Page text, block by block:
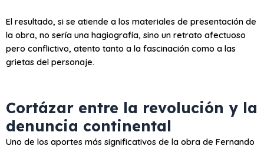
El resultado, si se atiende a los materiales de presentación de
la obra, no sería una hagiografía, sino un retrato afectuoso
pero conflictivo, atento tanto a la fascinación como a las
grietas del personaje.
Cortázar entre la revolución y la
denuncia continental
Uno de los aportes más significativos de la obra de Fernando